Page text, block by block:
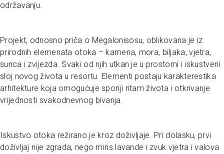
održavanju.
Projekt, odnosno priča o Megalonisosu, oblikovana je iz
prirodnih elemenata otoka – kamena, mora, biljaka, vjetra,
sunca i zvijezda. Svaki od njih utkan je u prostorni i iskustveni
sloj novog života u resortu. Elementi postaju karakterestika
arhitekture koja omogućuje sporiji ritam života i otkrivanje
vrijednosti svakodnevnog bivanja.
Iskustvo otoka režirano je kroz doživljaje. Pri dolasku, prvi
doživljaj nije zgrada, nego miris lavande i zvuk vjetra i valova.